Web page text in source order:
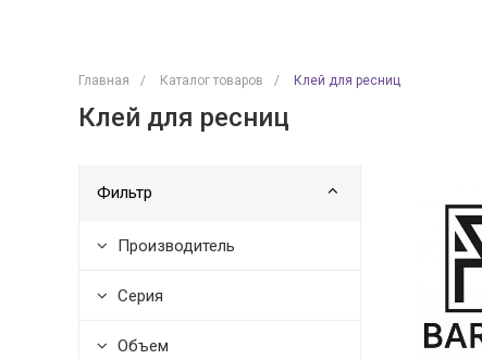
Главная / Каталог товаров / Клей для ресниц
Клей для ресниц
Фильтр
Производитель
Серия
Объем